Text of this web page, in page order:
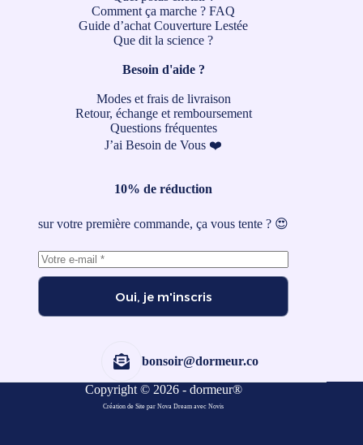
Comment ça marche ? FAQ
Guide d’achat Couverture Lestée
Que dit la science ?
Besoin d'aide ?
Modes et frais de livraison
Retour, échange et remboursement
Questions fréquentes
J’ai Besoin de Vous ❤️
10% de réduction
sur votre première commande, ça vous tente ? 😍
Oui, je m'inscris
bonsoir@dormeur.co
Copyright © 2026 - dormeur®
Création de Site par Nova Dream avecNovis